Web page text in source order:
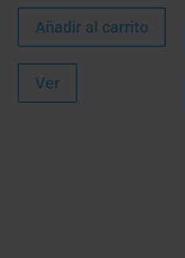
Añadir al carrito
Ver